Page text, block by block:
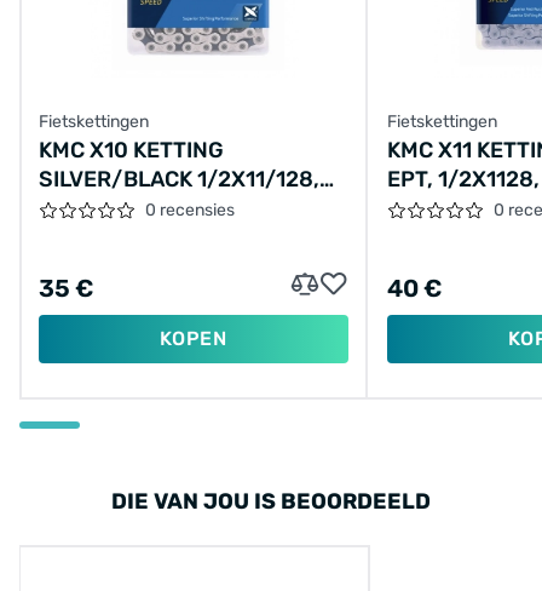
Fietskettingen
KMC X10 KETTING
SILVER/BLACK 1/2X11/128,
10-SPEED 0 recensies
35 €
KOPEN
Fietskettingen
KMC X11
EPT, 1/
ANTI-ROEST
0
40 €
DIE VAN JOU IS BEOORDEELD